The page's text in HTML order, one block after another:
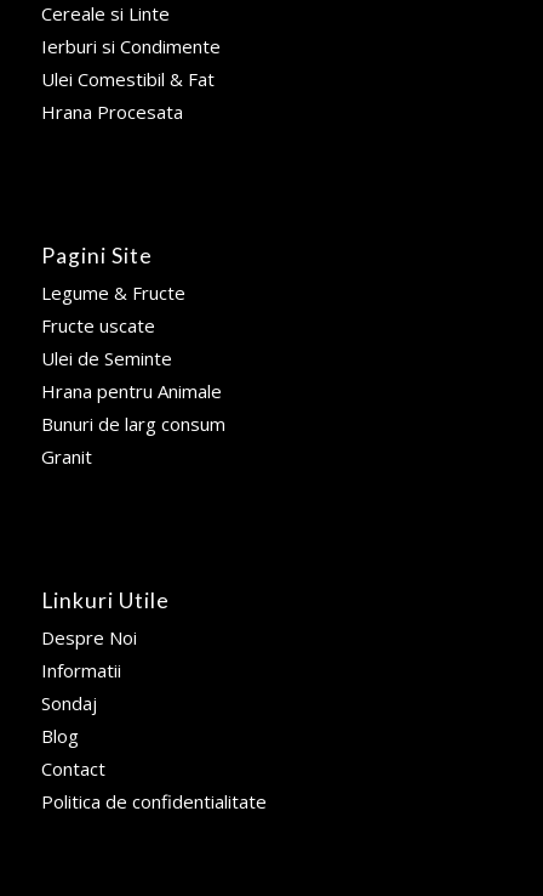
Cereale si Linte
Ierburi si Condimente
Ulei Comestibil & Fat
Hrana Procesata
Pagini Site
Legume & Fructe
Fructe uscate
Ulei de Seminte
Hrana pentru Animale
Bunuri de larg consum
Granit
Linkuri Utile
Despre Noi
Informatii
Sondaj
Blog
Contact
Politica de confidentialitate